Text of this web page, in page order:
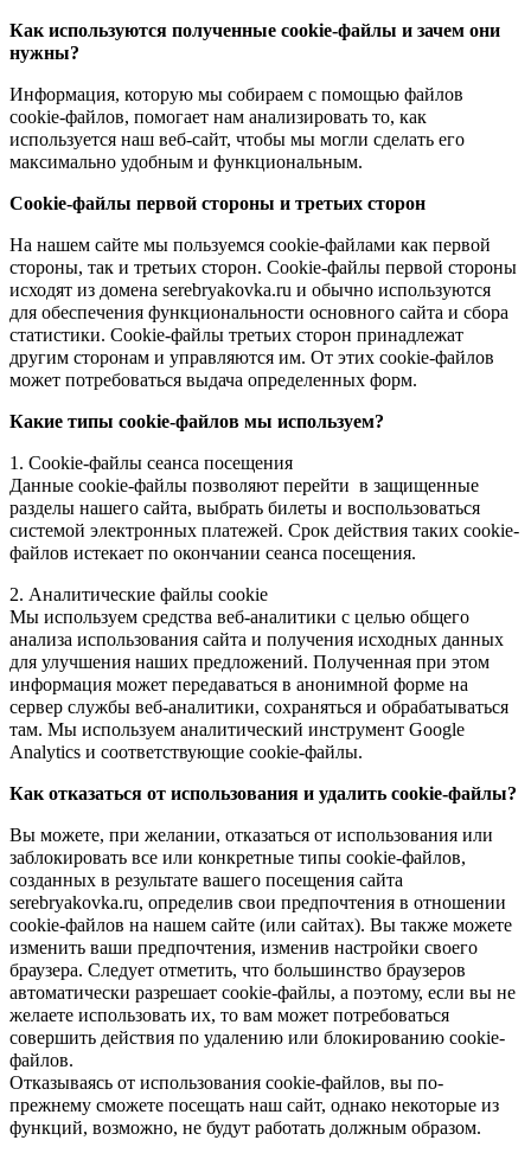
Как используются полученные cookie-файлы и зачем они
нужны?
Информация, которую мы собираем с помощью файлов
cookie-файлов, помогает нам анализировать то, как
используется наш веб-сайт, чтобы мы могли сделать его
максимально удобным и функциональным.
Cookie-файлы первой стороны и третьих сторон
На нашем сайте мы пользуемся cookie-файлами как первой
стороны, так и третьих сторон. Сookie-файлы первой стороны
исходят из домена serebryakovka.ru и обычно используются
для обеспечения функциональности основного сайта и сбора
статистики. Сookie-файлы третьих сторон принадлежат
другим сторонам и управляются им. От этих cookie-файлов
может потребоваться выдача определенных форм.
Какие типы cookie-файлов мы используем?
1. Cookie-файлы сеанса посещения
Данные cookie-файлы позволяют перейти в защищенные
разделы нашего сайта, выбрать билеты и воспользоваться
системой электронных платежей. Срок действия таких cookie-
файлов истекает по окончании сеанса посещения.
2. Аналитические файлы cookie
Мы используем средства веб-аналитики с целью общего
анализа использования сайта и получения исходных данных
для улучшения наших предложений. Полученная при этом
информация может передаваться в анонимной форме на
сервер службы веб-аналитики, сохраняться и обрабатываться
там. Мы используем аналитический инструмент Google
Analytics и соответствующие cookie-файлы.
Как отказаться от использования и удалить cookie-файлы?
Вы можете, при желании, отказаться от использования или
заблокировать все или конкретные типы cookie-файлов,
созданных в результате вашего посещения сайта
serebryakovka.ru, определив свои предпочтения в отношении
cookie-файлов на нашем сайте (или сайтах). Вы также можете
изменить ваши предпочтения, изменив настройки своего
браузера. Следует отметить, что большинство браузеров
автоматически разрешает cookie-файлы, а поэтому, если вы не
желаете использовать их, то вам может потребоваться
совершить действия по удалению или блокированию cookie-
файлов.
Отказываясь от использования cookie-файлов, вы по-
прежнему сможете посещать наш сайт, однако некоторые из
функций, возможно, не будут работать должным образом.